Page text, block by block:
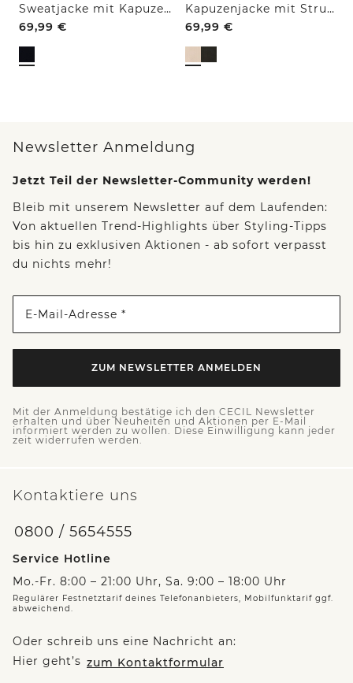
Sweatjacke mit Kapuze und Struktur
69,99 €
Kapuzenjacke mit Struktur
69,99 €
Newsletter Anmeldung
Jetzt Teil der Newsletter-Community werden!
Bleib mit unserem Newsletter auf dem Laufenden:
Von aktuellen Trend-Highlights über Styling-Tipps
bis hin zu exklusiven Aktionen - ab sofort verpasst
du nichts mehr!
E-Mail-Adresse *
ZUM NEWSLETTER ANMELDEN
Mit der Anmeldung bestätige ich den CECIL Newsletter
erhalten und über Neuheiten und Aktionen per E-Mail
informiert werden zu wollen. Diese Einwilligung kann jeder
zeit widerrufen werden.
Kontaktiere uns
0800 / 5654555
Service Hotline
Mo.-Fr. 8:00 – 21:00 Uhr, Sa. 9:00 – 18:00 Uhr
Regulärer Festnetztarif deines Telefonanbieters, Mobilfunktarif ggf.
abweichend.
Oder schreib uns eine Nachricht an:
Hier geht’s zum Kontaktformular